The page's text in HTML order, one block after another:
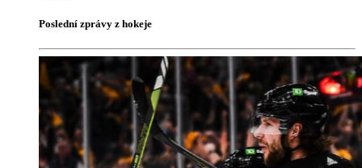
Poslední zprávy z hokeje